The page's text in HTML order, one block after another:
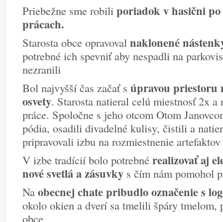
Priebežne sme robili poriadok v hasični
prácach.
Starosta obce opravoval naklonené
potrebné ich spevniť aby nespadli na
nezranili
Bol najvyšší čas začať s úpravou priestoru
osvety. Starosta natieral celú miestnosť 2x
práce. Spoločne s jeho otcom Otom
pódia, osadili divadelné kulisy, čistili a
pripravovali izbu na rozmiestnenie artefaktov
V izbe tradícií bolo potrebné realizovať aj
nové svetlá a zásuvkys čím nám pomohol
Na obecnej chate pribudlo označenie s
okolo okien a dverí sa tmelili špáry tmelom,
obce